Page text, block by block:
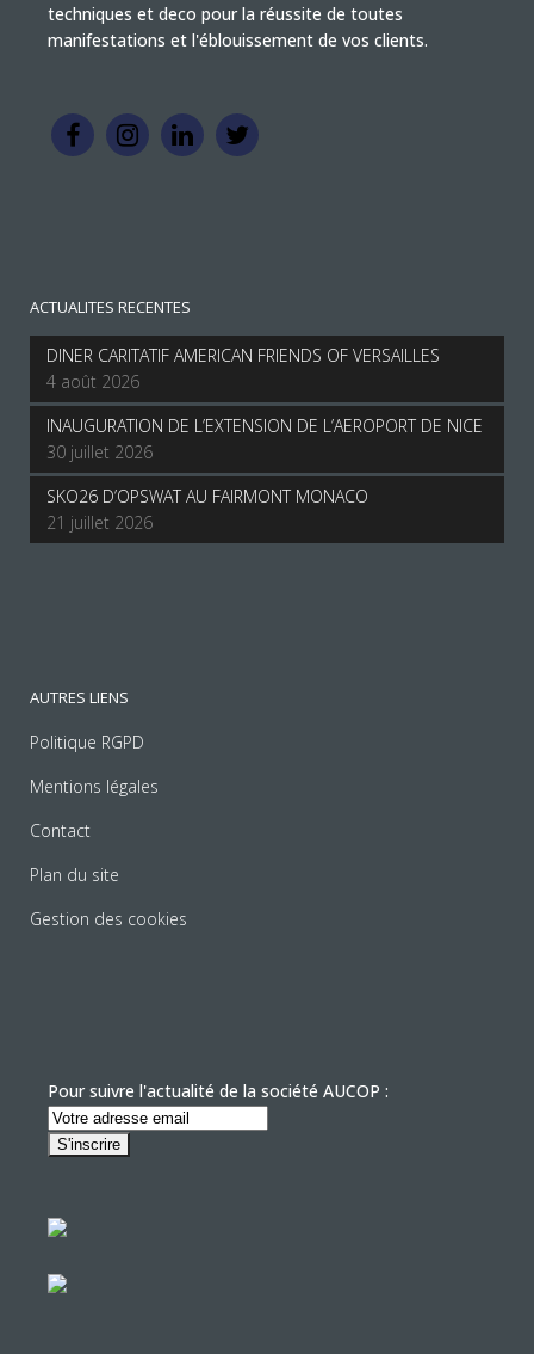
techniques et deco pour la réussite de toutes
manifestations et l'éblouissement de vos clients.
ACTUALITES RECENTES
DINER CARITATIF AMERICAN FRIENDS OF VERSAILLES
4 août 2026
INAUGURATION DE L’EXTENSION DE L’AEROPORT DE NICE
30 juillet 2026
SKO26 D’OPSWAT AU FAIRMONT MONACO
21 juillet 2026
AUTRES LIENS
Politique RGPD
Mentions légales
Contact
Plan du site
Gestion des cookies
Pour suivre l'actualité de la société AUCOP :